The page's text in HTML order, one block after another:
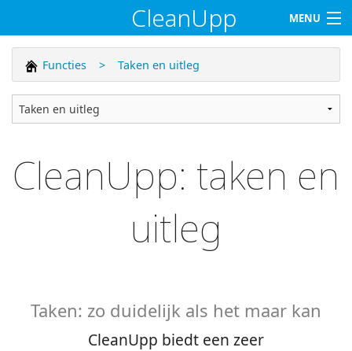
CleanUpp MENU
Home
Functies
Tarieven
Support
Contact
Log in
Functies > Taken en uitleg
CleanUpp: taken en
uitleg
Taken: zo duidelijk als het maar kan
CleanUpp biedt een zeer